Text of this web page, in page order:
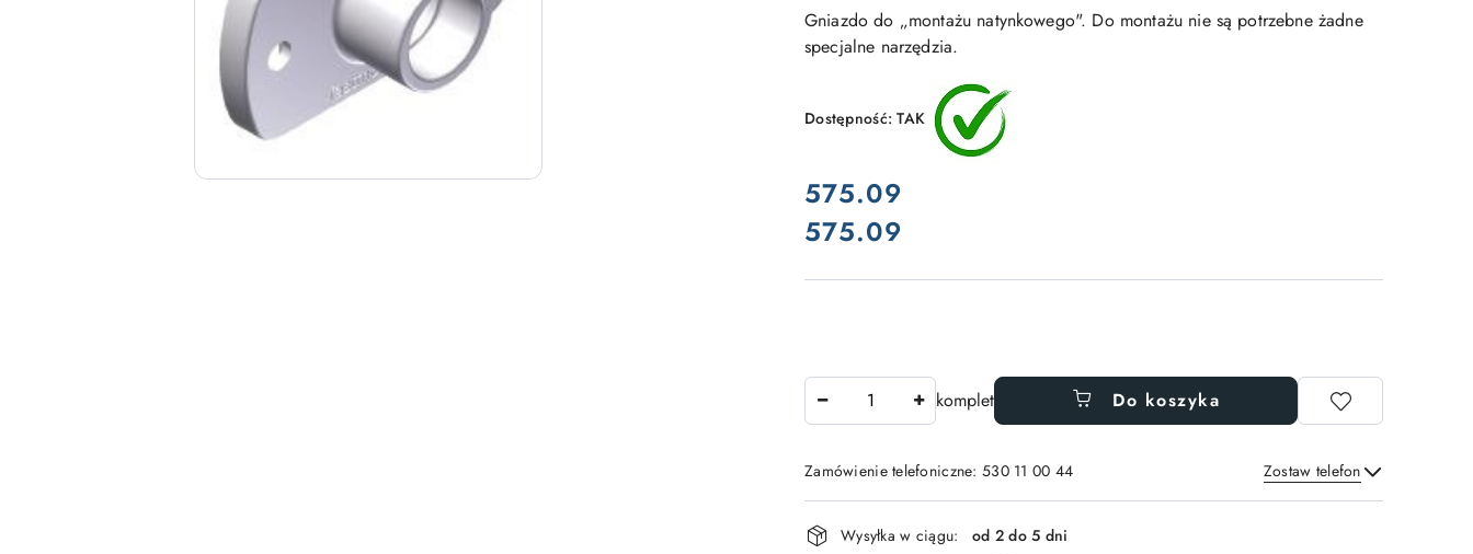
Gniazdo do „montażu natynkowego". Do montażu nie są potrzebne żadne
specjalne narzędzia.
Dostępność:TAK
cena:
575.09
Cena:
575.09
komplet Do koszyka
Zamówienie telefoniczne: 530 11 00 44 Zostaw telefon
Wyślij
Dostępność
Wysyłka w ciągu:
od 2 do 5 dni